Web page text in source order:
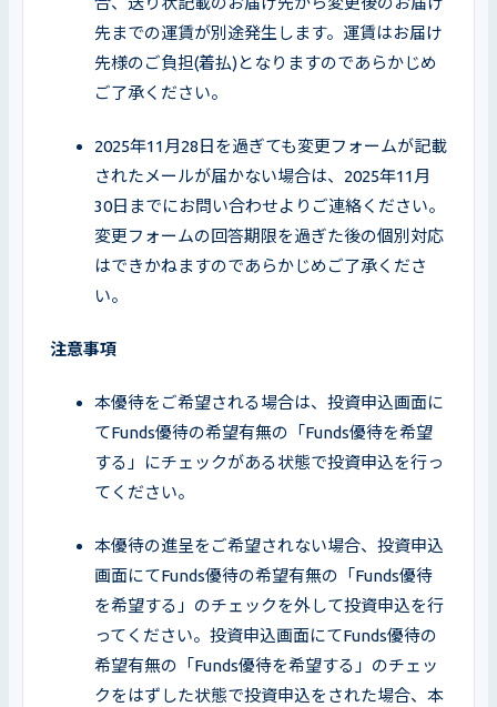
先までの運賃が別途発生します。運賃はお届け
先様のご負担(着払)となりますのであらかじめ
ご了承ください。
2025年11月28日を過ぎても変更フォームが記載
されたメールが届かない場合は、2025年11月
30日までにお問い合わせよりご連絡ください。
変更フォームの回答期限を過ぎた後の個別対応
はできかねますのであらかじめご了承くださ
い。
注意事項
本優待をご希望される場合は、投資申込画面に
てFunds優待の希望有無の「Funds優待を希望
する」にチェックがある状態で投資申込を行っ
てください。
本優待の進呈をご希望されない場合、投資申込
画面にてFunds優待の希望有無の「Funds優待
を希望する」のチェックを外して投資申込を行
ってください。投資申込画面にてFunds優待の
希望有無の「Funds優待を希望する」のチェッ
クをはずした状態で投資申込をされた場合、本